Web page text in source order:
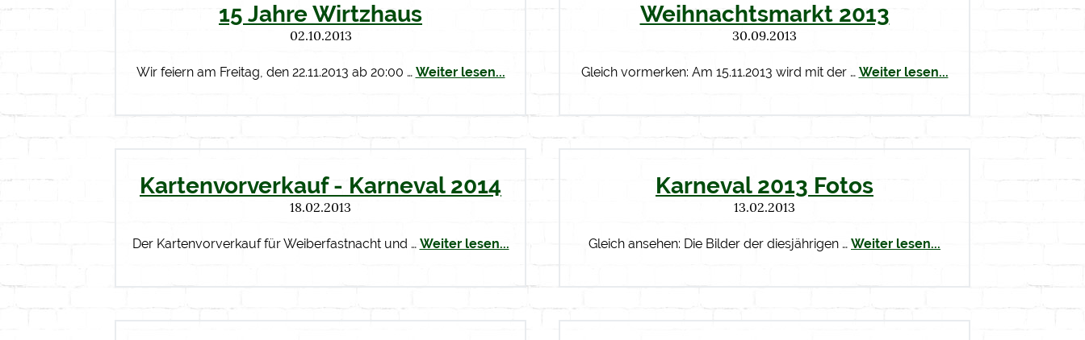
15 Jahre Wirtzhaus
02.10.2013
Wir feiern am Freitag, den 22.11.2013 ab 20:00 … Weiter lesen...
Weihnachtsmarkt 2013
30.09.2013
Gleich vormerken: Am 15.11.2013 wird mit der … Weiter lesen...
Kartenvorverkauf - Karneval 2014
18.02.2013
Der Kartenvorverkauf für Weiberfastnacht und … Weiter lesen...
Karneval 2013 Fotos
13.02.2013
Gleich ansehen: Die Bilder der diesjährigen … Weiter lesen...